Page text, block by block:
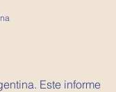
Este informe